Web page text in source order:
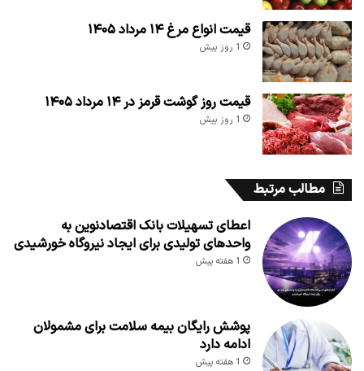
قیمت انواع مرغ ۱۴ مرداد ۱۴۰۵
1 روز پیش
قیمت روز گوشت قرمز در ۱۴ مرداد ۱۴۰۵
1 روز پیش
مطالب مرتبط
اعطای تسهیلات بانک اقتصادنوین به
واحدهای تولیدی برای ایجاد نیروگاه خورشیدی
1 هفته پیش
پوشش رایگان بیمه سلامت برای مشمولان
ادامه دارد
1 هفته پیش